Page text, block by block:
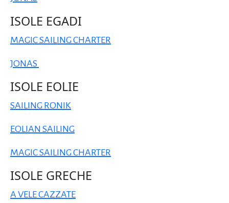
ISOLE EGADI
MAGIC SAILING CHARTER
JONAS
ISOLE EOLIE
SAILING RONIK
EOLIAN SAILING
MAGIC SAILING CHARTER
ISOLE GRECHE
A VELE CAZZATE